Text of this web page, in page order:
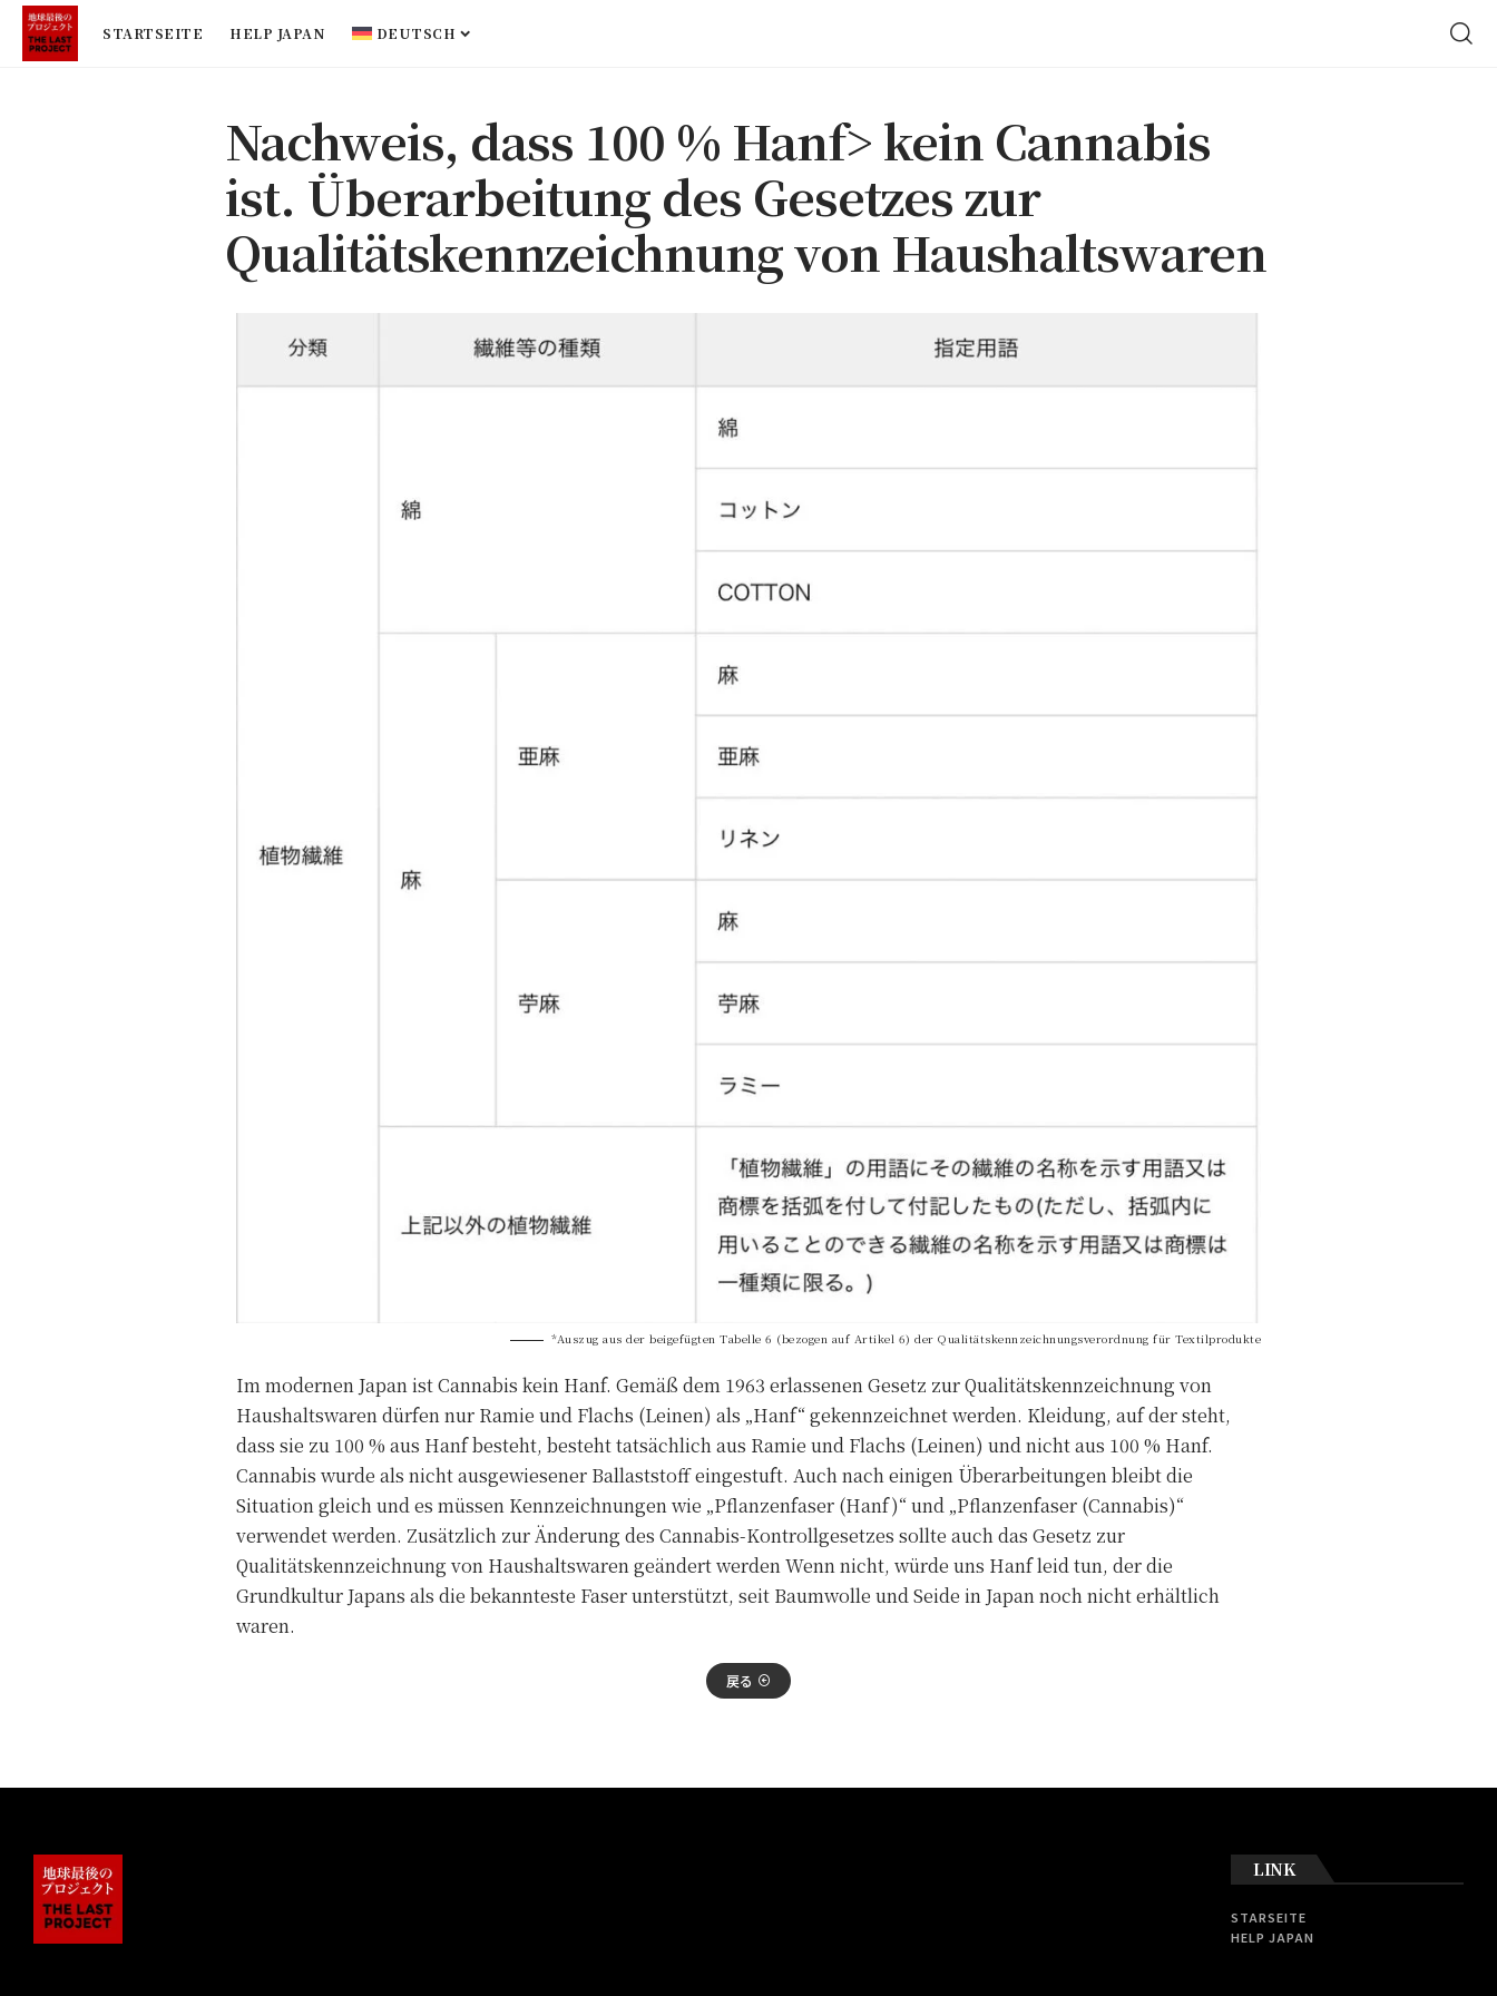
STARTSEITE HELP JAPAN DEUTSCH
Nachweis, dass 100 % Hanf> kein Cannabis
ist. Überarbeitung des Gesetzes zur
Qualitätskennzeichnung von Haushaltswaren
*Auszug aus der beigefügten Tabelle 6 (bezogen auf Artikel 6) der Qualitätskennzeichnungsverordnung für Textilprodukte
Im modernen Japan ist Cannabis kein Hanf. Gemäß dem 1963 erlassenen Gesetz zur Qualitätskennzeichnung von
Haushaltswaren dürfen nur Ramie und Flachs (Leinen) als „Hanf“ gekennzeichnet werden. Kleidung, auf der steht,
dass sie zu 100 % aus Hanf besteht, besteht tatsächlich aus Ramie und Flachs (Leinen) und nicht aus 100 % Hanf.
Cannabis wurde als nicht ausgewiesener Ballaststoff eingestuft. Auch nach einigen Überarbeitungen bleibt die
Situation gleich und es müssen Kennzeichnungen wie „Pflanzenfaser (Hanf)“ und „Pflanzenfaser (Cannabis)“
verwendet werden. Zusätzlich zur Änderung des Cannabis-Kontrollgesetzes sollte auch das Gesetz zur
Qualitätskennzeichnung von Haushaltswaren geändert werden Wenn nicht, würde uns Hanf leid tun, der die
Grundkultur Japans als die bekannteste Faser unterstützt, seit Baumwolle und Seide in Japan noch nicht erhältlich
waren.
戻る
LINK
STARSEITE
HELP JAPAN